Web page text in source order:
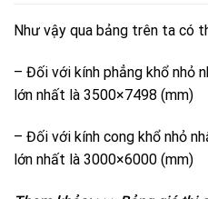
Như vậy qua bảng trên ta có
– Đối với kính phẳng khổ nhỏ
lớn nhất là 3500×7498 (mm)
– Đối với kính cong khổ nhỏ
lớn nhất là 3000×6000 (mm)